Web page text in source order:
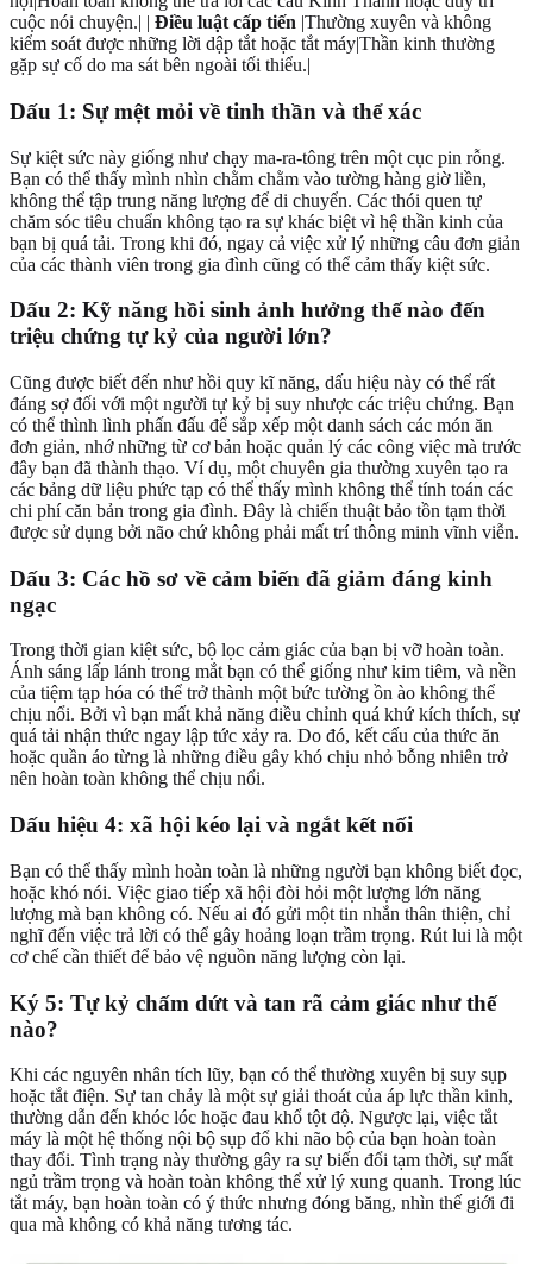
cuộc nói chuyện.| | Điều luật cấp tiến |Thường xuyên và không
kiểm soát được những lời dập tắt hoặc tắt máy|Thần kinh thường
gặp sự cố do ma sát bên ngoài tối thiểu.|
Dấu 1: Sự mệt mỏi về tinh thần và thể xác
Sự kiệt sức này giống như chạy ma-ra-tông trên một cục pin rỗng.
Bạn có thể thấy mình nhìn chằm chằm vào tường hàng giờ liền,
không thể tập trung năng lượng để di chuyển. Các thói quen tự
chăm sóc tiêu chuẩn không tạo ra sự khác biệt vì hệ thần kinh của
bạn bị quá tải. Trong khi đó, ngay cả việc xử lý những câu đơn giản
của các thành viên trong gia đình cũng có thể cảm thấy kiệt sức.
Dấu 2: Kỹ năng hồi sinh ảnh hưởng thế nào đến
triệu chứng tự kỷ của người lớn?
Cũng được biết đến như hồi quy kĩ năng, dấu hiệu này có thể rất
đáng sợ đối với một người tự kỷ bị suy nhược các triệu chứng. Bạn
có thể thình lình phấn đấu để sắp xếp một danh sách các món ăn
đơn giản, nhớ những từ cơ bản hoặc quản lý các công việc mà trước
đây bạn đã thành thạo. Ví dụ, một chuyên gia thường xuyên tạo ra
các bảng dữ liệu phức tạp có thể thấy mình không thể tính toán các
chi phí căn bản trong gia đình. Đây là chiến thuật bảo tồn tạm thời
được sử dụng bởi não chứ không phải mất trí thông minh vĩnh viễn.
Dấu 3: Các hồ sơ về cảm biến đã giảm đáng kinh
ngạc
Trong thời gian kiệt sức, bộ lọc cảm giác của bạn bị vỡ hoàn toàn.
Ánh sáng lấp lánh trong mắt bạn có thể giống như kim tiêm, và nền
của tiệm tạp hóa có thể trở thành một bức tường ồn ào không thể
chịu nổi. Bởi vì bạn mất khả năng điều chỉnh quá khứ kích thích, sự
quá tải nhận thức ngay lập tức xảy ra. Do đó, kết cấu của thức ăn
hoặc quần áo từng là những điều gây khó chịu nhỏ bỗng nhiên trở
nên hoàn toàn không thể chịu nổi.
Dấu hiệu 4: xã hội kéo lại và ngắt kết nối
Bạn có thể thấy mình hoàn toàn là những người bạn không biết đọc,
hoặc khó nói. Việc giao tiếp xã hội đòi hỏi một lượng lớn năng
lượng mà bạn không có. Nếu ai đó gửi một tin nhắn thân thiện, chỉ
nghĩ đến việc trả lời có thể gây hoảng loạn trầm trọng. Rút lui là một
cơ chế cần thiết để bảo vệ nguồn năng lượng còn lại.
Ký 5: Tự kỷ chấm dứt và tan rã cảm giác như thế
nào?
Khi các nguyên nhân tích lũy, bạn có thể thường xuyên bị suy sụp
hoặc tắt điện. Sự tan chảy là một sự giải thoát của áp lực thần kinh,
thường dẫn đến khóc lóc hoặc đau khổ tột độ. Ngược lại, việc tắt
máy là một hệ thống nội bộ sụp đổ khi não bộ của bạn hoàn toàn
thay đổi. Tình trạng này thường gây ra sự biến đổi tạm thời, sự mất
ngủ trầm trọng và hoàn toàn không thể xử lý xung quanh. Trong lúc
tắt máy, bạn hoàn toàn có ý thức nhưng đóng băng, nhìn thế giới đi
qua mà không có khả năng tương tác.